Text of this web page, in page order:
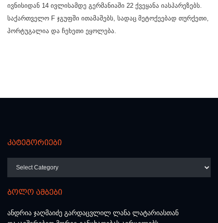
ივნისიდან 14 ივლისამდე გერმანიაში 22 ქვეყანა იასპარეზებს.
საქართველო F ჯგუფში ითამაშებს, სადაც მეტოქეებად თურქეთი,
პორტუგალია და ჩეხეთი ეყოლება.
კატეგორიები
ბოლო ამბები
ანდრია ჯაღმაიძე გარდაცვლილ ლანა ლატარიასთან